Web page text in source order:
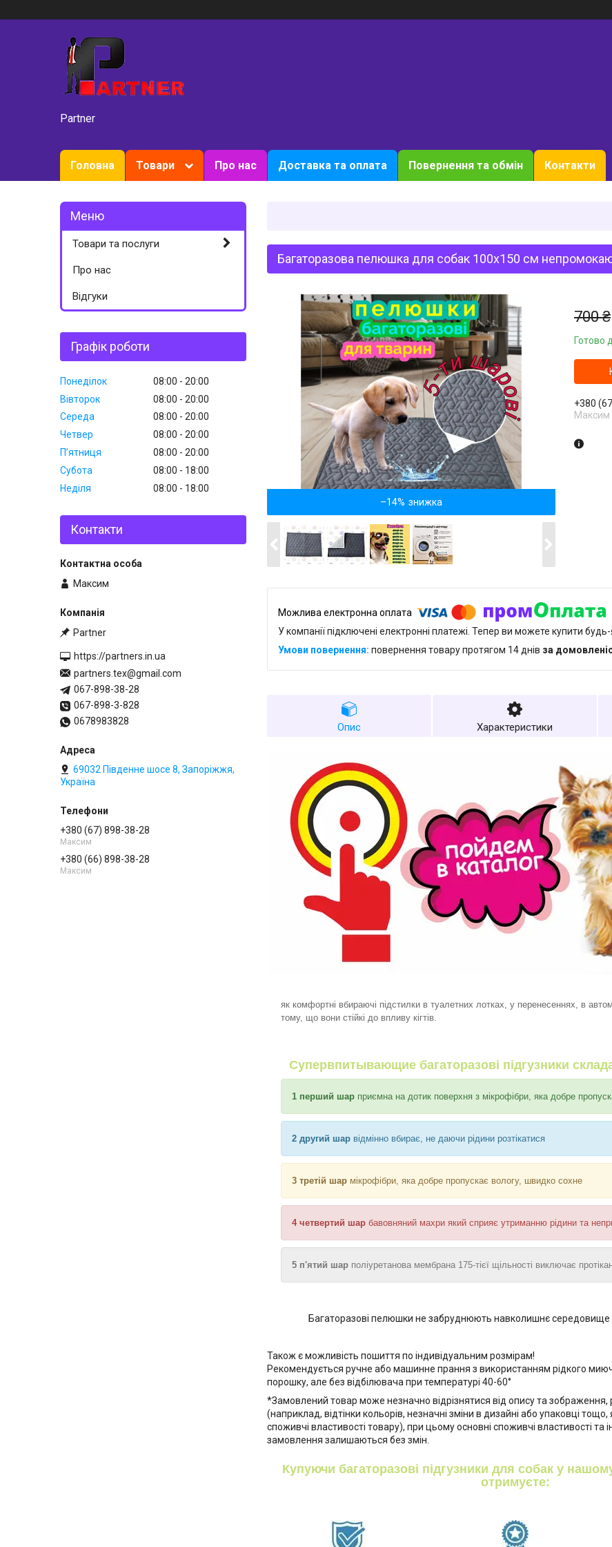
Partner
Головна Товари Про нас Доставка та оплата Повернення та обмін Контакти
Багаторазова пелюшка для собак 100х150 см
–14%
700 ₴
Готово
+380
Максим
У компанії підключені електронні платежі. Тепер ви можете купити
повернення товару протягом 14 днів за
Опис Характеристики
як комфортні вбираючі підстилки в туалетних лотках, у перенесеннях, в
тому, що вони стійкі до впливу кігтів.
Супервпитывающие багаторазові підгузники
1 перший шар приємна на дотик поверхня з мікрофібри, яка добре
2 другий шар відмінно вбирає, не даючи рідини розтікатися
3 третій шар мікрофібри, яка добре пропускає вологу, швидко сохне
4 четвертий шар бавовняний махри який сприяє утриманню рідини та
5 п'ятий шар поліуретанова мембрана 175-тієї щільності виключає
Багаторазові пелюшки не забруднюють навколишнє середовище
Також є можливість пошиття по індивідуальним розмірам!
Рекомендується ручне або машинне прання з використанням рідкого
порошку, але без відбілювача при температурі 40-60°
*Замовлений товар може незначно відрізнятися від опису та зображення,
(наприклад, відтінки кольорів, незначні зміни в дизайні або упаковці
споживчі властивості товару), при цьому основні споживчі властивості та
замовлення залишаються без змін.
Купуючи багаторазові підгузники для собак у
отримуєте:
Товари та послуги
Про нас
Вiдгуки
Графік роботи
Понеділок 08:00
20:00
Вівторок
08:00
20:00
Середа
08:00
20:00
Четвер
08:00
20:00
Пʼятниця
08:00
20:00
Субота
08:00
18:00
Неділя
08:00 18:00
Контакти
Максим
Partner
https://partners.in.ua
partners.tex@gmail.com
067-898-38-28
067-898-3-828
0678983828
69032 Південне шосе 8, Запоріжжя,
Україна
+380 (67) 898-38-28
Максим
+380 (66) 898-38-28
Максим